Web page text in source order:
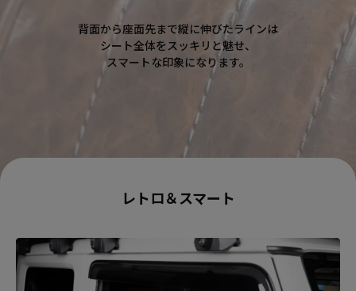
背面から座面先まで縦に伸びたラインは
シート全体をスッキリと魅せ、
スマートな印象になります。
レトロ＆スマート